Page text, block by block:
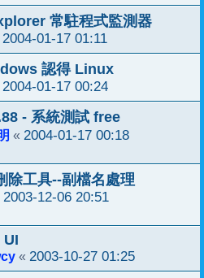
常駐程式監測器
2004-01-17 01:11
認得 Linux
2004-01-17 00:24
- 系統測試 free
« 2004-01-17 00:18
除工具--副檔名處理
2003-12-06 20:51
« 2003-10-27 01:25